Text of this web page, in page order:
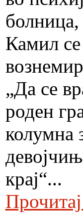
болница,
Камил
„Да се
роден
колумна
крај“...